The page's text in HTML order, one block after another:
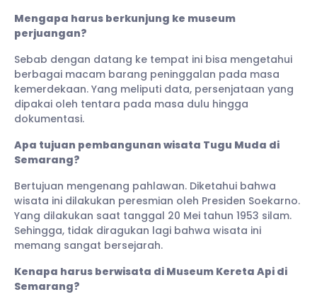
Mengapa harus berkunjung ke museum
perjuangan?
Sebab dengan datang ke tempat ini bisa mengetahui
berbagai macam barang peninggalan pada masa
kemerdekaan. Yang meliputi data, persenjataan yang
dipakai oleh tentara pada masa dulu hingga
dokumentasi.
Apa tujuan pembangunan wisata Tugu Muda di
Semarang?
Bertujuan mengenang pahlawan. Diketahui bahwa
wisata ini dilakukan peresmian oleh Presiden Soekarno.
Yang dilakukan saat tanggal 20 Mei tahun 1953 silam.
Sehingga, tidak diragukan lagi bahwa wisata ini
memang sangat bersejarah.
Kenapa harus berwisata di Museum Kereta Api di
Semarang?